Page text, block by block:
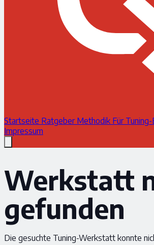
Startseite Ratgeber Methodik Für
Impressum
Werkstatt
gefunden
Die gesuchte Tuning-Werkstatt konnte